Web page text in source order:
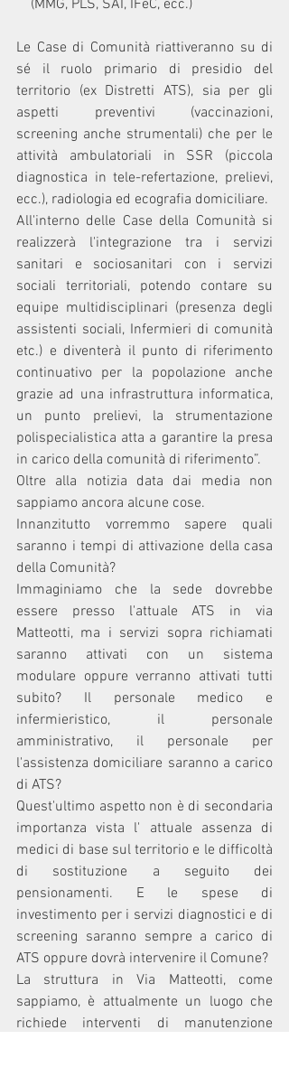
    (MMG, PLS, SAI, IFeC, ecc.)
Le Case di Comunità riattiveranno su di
sé il ruolo primario di presidio del
territorio (ex Distretti ATS), sia per gli
aspetti preventivi (vaccinazioni,
screening anche strumentali) che per le
attività ambulatoriali in SSR (piccola
diagnostica in tele-refertazione, prelievi,
ecc.), radiologia ed ecografia domiciliare.
All'interno delle Case della Comunità si
realizzerà l'integrazione tra i servizi
sanitari e sociosanitari con i servizi
sociali territoriali, potendo contare su
equipe multidisciplinari (presenza degli
assistenti sociali, Infermieri di comunità
etc.) e diventerà il punto di riferimento
continuativo per la popolazione anche
grazie ad una infrastruttura informatica,
un punto prelievi, la strumentazione
polispecialistica atta a garantire la presa
in carico della comunità di riferimento”.
Oltre alla notizia data dai media non
sappiamo ancora alcune cose.
Innanzitutto vorremmo sapere quali
saranno i tempi di attivazione della casa
della Comunità?
Immaginiamo che la sede dovrebbe
essere presso l'attuale ATS in via
Matteotti, ma i servizi sopra richiamati
saranno attivati con un sistema
modulare oppure verranno attivati tutti
subito? Il personale medico e
infermieristico, il personale
amministrativo, il personale per
l'assistenza domiciliare saranno a carico
di ATS?
Quest'ultimo aspetto non è di secondaria
importanza vista l' attuale assenza di
medici di base sul territorio e le difficoltà
di sostituzione a seguito dei
pensionamenti. E le spese di
investimento per i servizi diagnostici e di
screening saranno sempre a carico di
ATS oppure dovrà intervenire il Comune?
La struttura in Via Matteotti, come
sappiamo, è attualmente un luogo che
richiede interventi di manutenzione